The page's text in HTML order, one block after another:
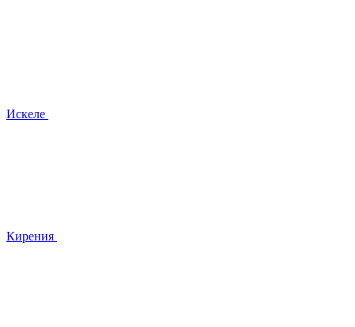
Искеле
Кирения